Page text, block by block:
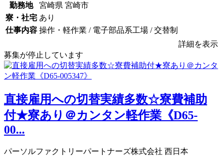
勤務地
宮崎県 宮崎市
寮・社宅 あり
仕事内容 操作・軽作業 / 電子部品系工場 / 交替制
詳細を表示
募集が停止しています
直接雇用への切替実績多数☆寮費補助
付★寮あり＠カンタン軽作業《D65-
00...
パーソルファクトリーパートナーズ株式会社 西日本